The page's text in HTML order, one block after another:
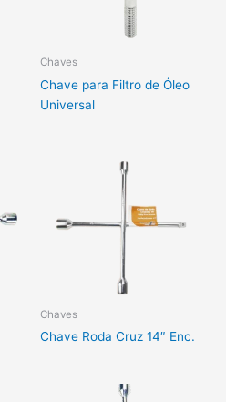
Chaves
Chave para Filtro de Óleo
Universal
Chaves
Chave Roda Cruz 14″ Enc.